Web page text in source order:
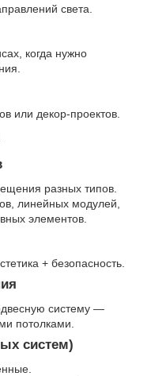
света.
когда нужно
или декор-проектов.
разных типов.
линейных модулей,
элементов.
+ безопасность.
систему —
потолками.
систем)